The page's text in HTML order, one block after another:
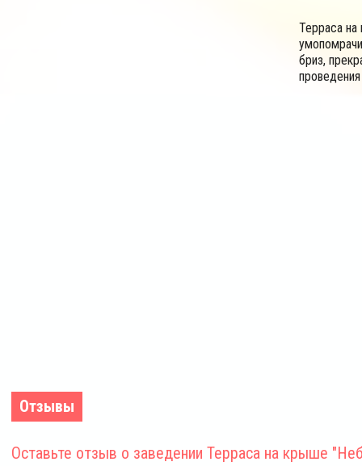
Терраса на
бриз,
Отзывы
Оставьте отзыв о заведении Терраса на крыше